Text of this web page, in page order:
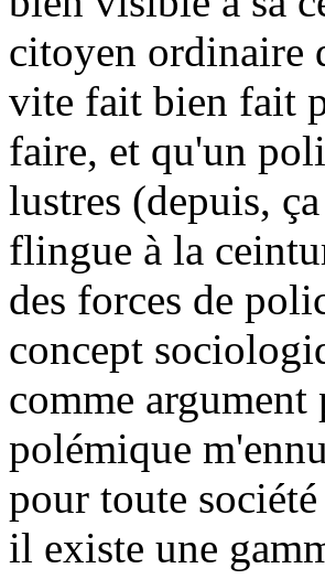
citoyen ordinaire
vite fait bien fait
faire, et qu'un
lustres (depuis,
flingue à la
des forces de
concept
comme
polémique
pour toute
il existe une